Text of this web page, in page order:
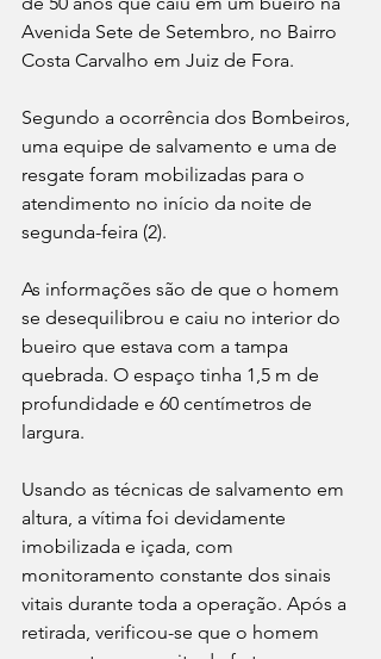
Avenida Sete de Setembro, no Bairro
Costa Carvalho em Juiz de Fora.
Segundo a ocorrência dos Bombeiros,
uma equipe de salvamento e uma de
resgate foram mobilizadas para o
atendimento no início da noite de
segunda-feira (2).
As informações são de que o homem
se desequilibrou e caiu no interior do
bueiro que estava com a tampa
quebrada. O espaço tinha 1,5 m de
profundidade e 60 centímetros de
largura.
Usando as técnicas de salvamento em
altura, a vítima foi devidamente
imobilizada e içada, com
monitoramento constante dos sinais
vitais durante toda a operação. Após a
retirada, verificou-se que o homem